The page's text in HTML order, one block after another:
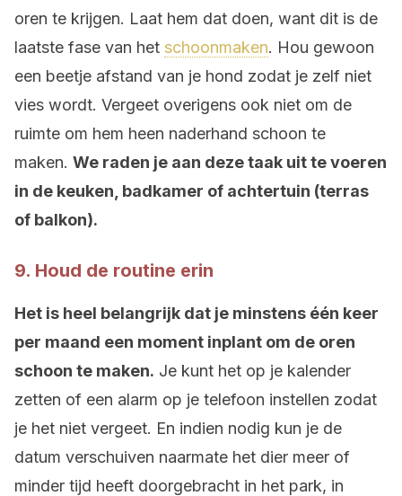
oren te krijgen. Laat hem dat doen, want dit is de
laatste fase van het schoonmaken. Hou gewoon
een beetje afstand van je hond zodat je zelf niet
vies wordt. Vergeet overigens ook niet om de
ruimte om hem heen naderhand schoon te
maken. We raden je aan deze taak uit te voeren
in de keuken, badkamer of achtertuin (terras
of balkon).
9. Houd de routine erin
Het is heel belangrijk dat je minstens één keer
per maand een moment inplant om de oren
schoon te maken. Je kunt het op je kalender
zetten of een alarm op je telefoon instellen zodat
je het niet vergeet. En indien nodig kun je de
datum verschuiven naarmate het dier meer of
minder tijd heeft doorgebracht in het park, in